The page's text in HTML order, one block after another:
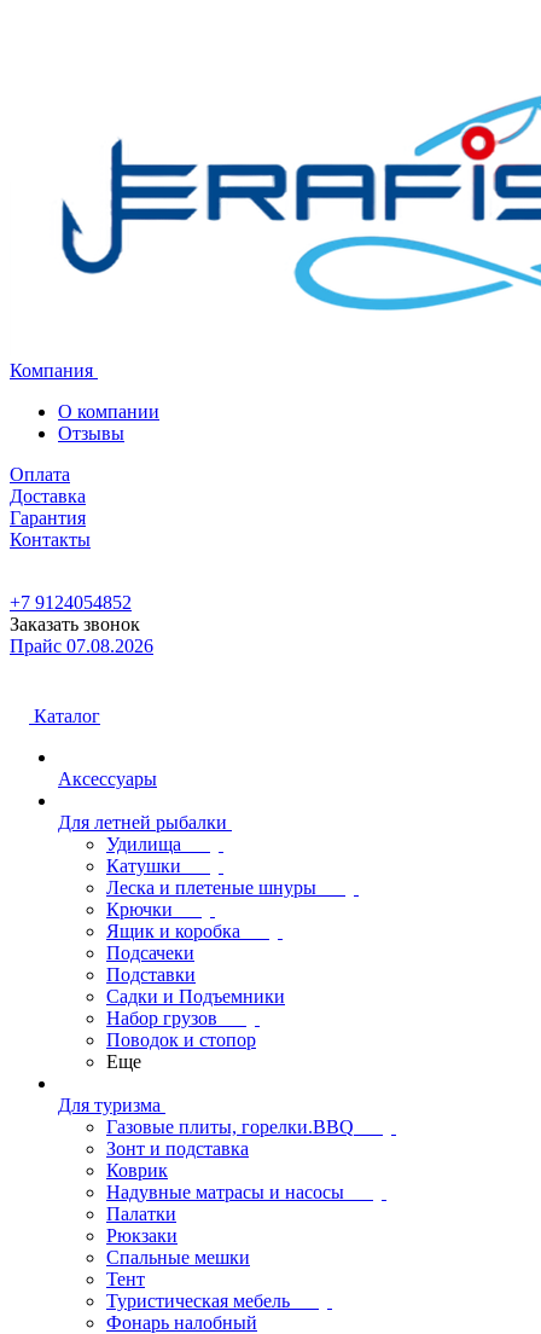
Компания
О компании
Отзывы
Оплата
Доставка
Гарантия
Контакты
+7 9124054852
Заказать звонок
Прайс 07.08.2026
Каталог
Аксессуары
Для летней рыбалки
Удилища
Катушки
Леска и плетеные шнуры
Крючки
Ящик и коробка
Подсачеки
Подставки
Садки и Подъемники
Набор грузов
Поводок и стопор
Еще
Для туризма
Газовые плиты, горелки.BBQ
Зонт и подставка
Коврик
Надувные матрасы и насосы
Палатки
Рюкзаки
Спальные мешки
Тент
Туристическая мебель
Фонарь налобный